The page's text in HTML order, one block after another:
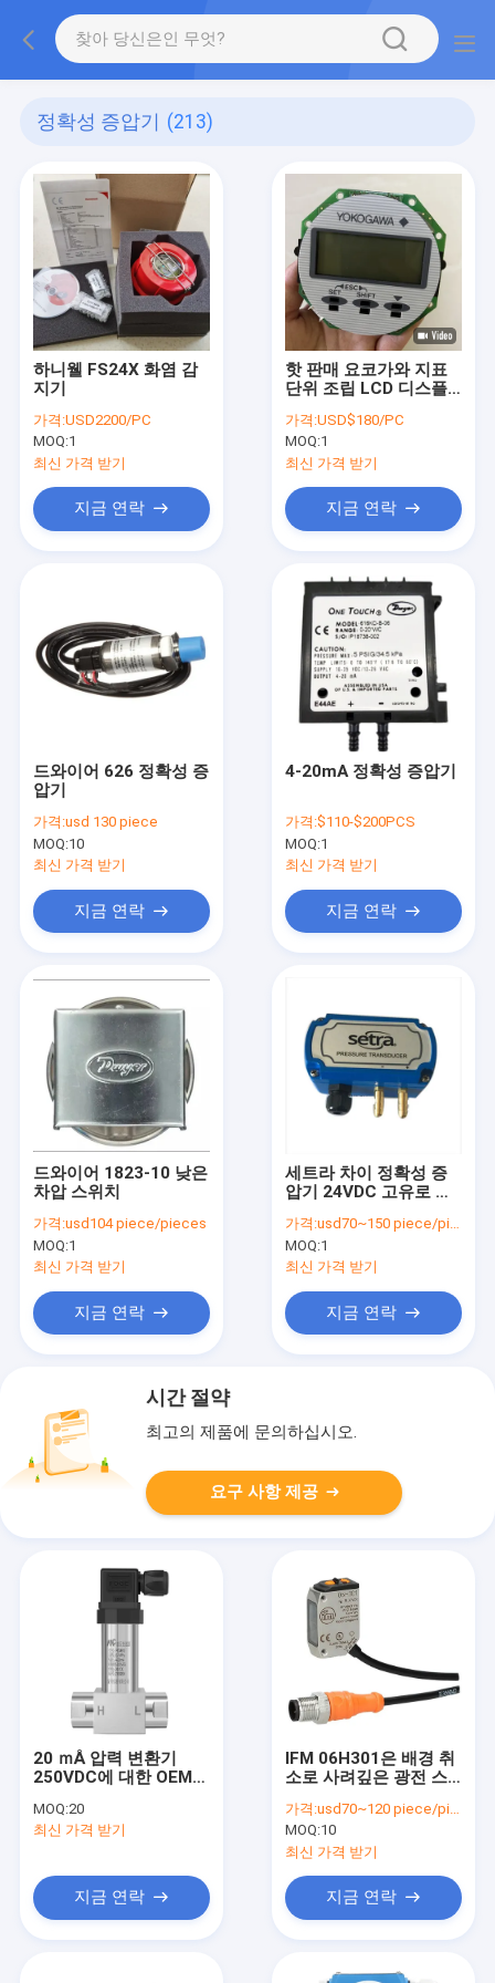
정확성 증압기 (213)
하니웰 FS24X 화염 감
지기
가격:USD2200/PC
MOQ:1
최신 가격 받기
지금 연락
핫 판매 요코가와 지표
단위 조립 LCD 디스플
가격:USD$180/PC
MOQ:1
최신 가격 받기
지금 연락
드와이어 626 정확성 증
압기
가격:usd 130 piece
MOQ:10
최신 가격 받기
지금 연락
4-20mA 정확성 증압기
가격:$110-$200PCS
MOQ:1
최신 가격 받기
지금 연락
드와이어 1823-10 낮은
차압 스위치
가격:usd104 piece/pieces
MOQ:1
최신 가격 받기
지금 연락
세트라 차이 정확성 증
압기 24VDC 고유로 방
가격:usd70~150 piece/pieces
MOQ:1
최신 가격 받기
지금 연락
시간 절약
최고의 제품에 문의하십시오.
요구 사항 제공
20 ｍÅ 압력 변환기
250VDC에 대한 OEM
확성 증압기 4
MOQ:20
최신 가격 받기
지금 연락
IFM 06H301은 배경 취
소로 사려깊은 광전 스
가격:usd70~120 piece/pieces
MOQ:10
최신 가격 받기
지금 연락